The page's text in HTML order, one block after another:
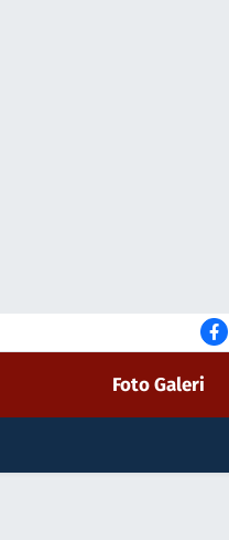
Foto Galeri